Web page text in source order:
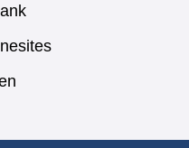
(verwijst
naar